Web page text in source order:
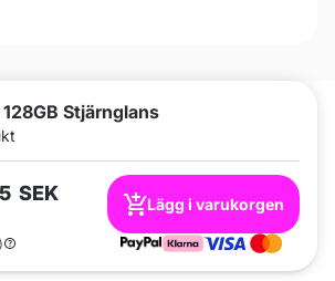
Stjärnglans
SEK Lägg i varukorgen